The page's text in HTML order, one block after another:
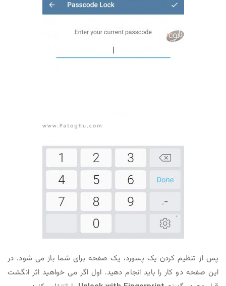
پس از تنظیم کردن یک پسورد، یک صفحه برای شما باز می شود. در
این صفحه دو کار را باید انجام دهید. اول اگر می خواهید اثر انگشت